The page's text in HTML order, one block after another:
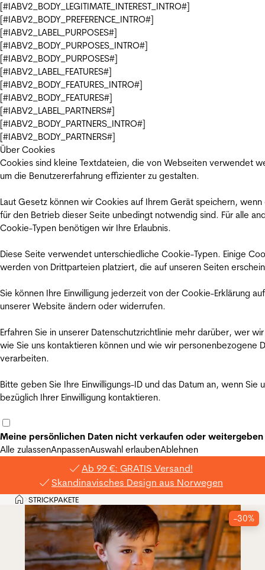
[#IABV2_BODY_LEGITIMATE_INTEREST_INTRO#]
[#IABV2_BODY_PREFERENCE_INTRO#]
[#IABV2_LABEL_PURPOSES#]
[#IABV2_BODY_PURPOSES_INTRO#]
[#IABV2_BODY_PURPOSES#]
[#IABV2_LABEL_FEATURES#]
[#IABV2_BODY_FEATURES_INTRO#]
[#IABV2_BODY_FEATURES#]
[#IABV2_LABEL_PARTNERS#]
[#IABV2_BODY_PARTNERS_INTRO#]
[#IABV2_BODY_PARTNERS#]
Über Cookies
Cookies sind kleine Textdateien, die von Webseiten verwendet
um die Benutzererfahrung effizienter zu gestalten.
Laut Gesetz können wir Cookies auf Ihrem Gerät speichern, wenn
für den Betrieb dieser Seite unbedingt notwendig sind. Für alle
Cookie-Typen benötigen wir Ihre Erlaubnis.
Diese Seite verwendet unterschiedliche Cookie-Typen. Einige
werden von Drittparteien platziert, die auf unseren Seiten
Sie können Ihre Einwilligung jederzeit von der Cookie-Erklärung auf
unserer Website ändern oder widerrufen.
Erfahren Sie in unserer Datenschutzrichtlinie mehr darüber, wer
wie Sie uns kontaktieren können und wie wir personenbezogene
verarbeiten.
Bitte geben Sie Ihre Einwilligungs-ID und das Datum an, wenn Sie
bezüglich Ihrer Einwilligung kontaktieren.
Meine persönlichen Daten nicht verkaufen oder weitergeben
Alle zulassenAnpassenAuswahl erlaubenAblehnen
Ab 99 €: GRATIS Versand!
Skandinavisches Design aus Norwegen
Privat
>STRICKPAKETE
-30%